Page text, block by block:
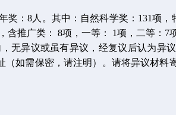
：8人。其中：自然科学奖：131项，
含推广类： 8项，一等： 1项，二等：7
异议或虽有异议，经复议后认为异
如需保密，请注明）。请将异议材